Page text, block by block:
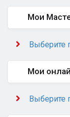
Мои
Выберите
Мои
Выберите